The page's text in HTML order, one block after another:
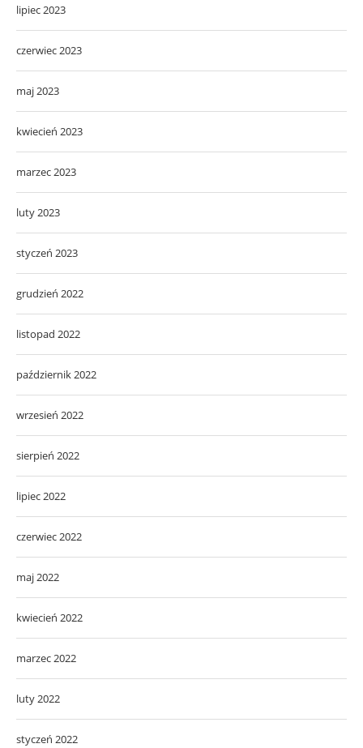
lipiec 2023
czerwiec 2023
maj 2023
kwiecień 2023
marzec 2023
luty 2023
styczeń 2023
grudzień 2022
listopad 2022
październik 2022
wrzesień 2022
sierpień 2022
lipiec 2022
czerwiec 2022
maj 2022
kwiecień 2022
marzec 2022
luty 2022
styczeń 2022